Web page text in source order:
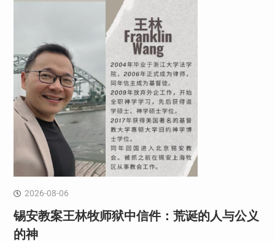
2026-08-06
锡安教案王林牧师狱中信件：荒诞的人与公义
的神